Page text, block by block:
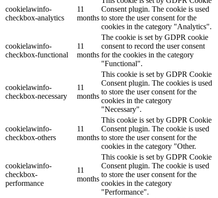
cookielawinfo-
checkbox-analytics
11
months
Consent plugin. The cookie is used
to store the user consent for the
cookies in the category "Analytics".
cookielawinfo-
checkbox-functional
11
months
The cookie is set by GDPR cookie
consent to record the user consent
for the cookies in the category
"Functional".
cookielawinfo-
checkbox-necessary
11
months
This cookie is set by GDPR Cookie
Consent plugin. The cookies is used
to store the user consent for the
cookies in the category
"Necessary".
cookielawinfo-
checkbox-others
11
months
This cookie is set by GDPR Cookie
Consent plugin. The cookie is used
to store the user consent for the
cookies in the category "Other.
cookielawinfo-
checkbox-
performance
11
months
This cookie is set by GDPR Cookie
Consent plugin. The cookie is used
to store the user consent for the
cookies in the category
"Performance".